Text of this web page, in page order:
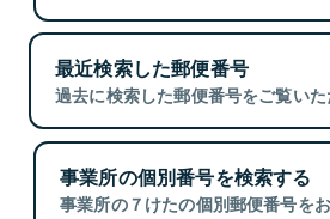
最近検索した郵便番号
過去に検索した郵便番号をご覧いた
事業所の個別番号を検索する
事業所の７けたの個別郵便番号をお